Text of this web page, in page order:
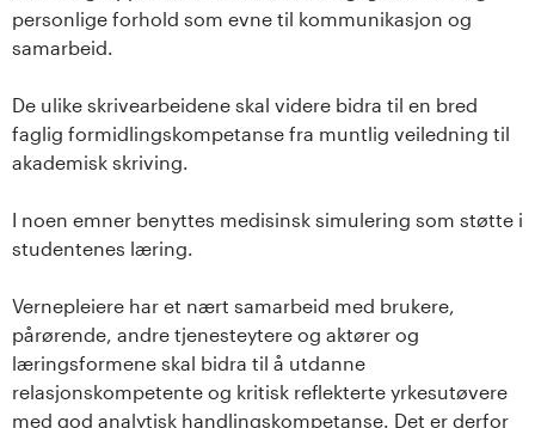
personlige forhold som evne til kommunikasjon og
samarbeid.
De ulike skrivearbeidene skal videre bidra til en bred
faglig formidlingskompetanse fra muntlig veiledning til
akademisk skriving.
I noen emner benyttes medisinsk simulering som støtte i
studentenes læring.
Vernepleiere har et nært samarbeid med brukere,
pårørende, andre tjenesteytere og aktører og
læringsformene skal bidra til å utdanne
relasjonskompetente og kritisk reflekterte yrkesutøvere
med god analytisk handlingskompetanse. Det er derfor